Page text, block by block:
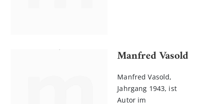
Manfred Vasold
Manfred Vasold,
Jahrgang 1943, ist
Autor im